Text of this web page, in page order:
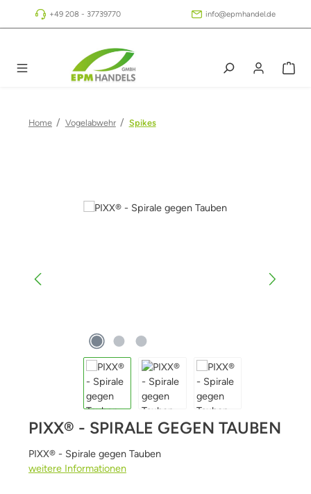
Zum Hauptinhalt springen
+49 208 - 37739770 info@epmhandel.de
Home / Vogelabwehr / Spikes
Bildergalerie überspringen
PIXX® - SPIRALE GEGEN TAUBEN
PIXX® - Spirale gegen Tauben
weitere Informationen